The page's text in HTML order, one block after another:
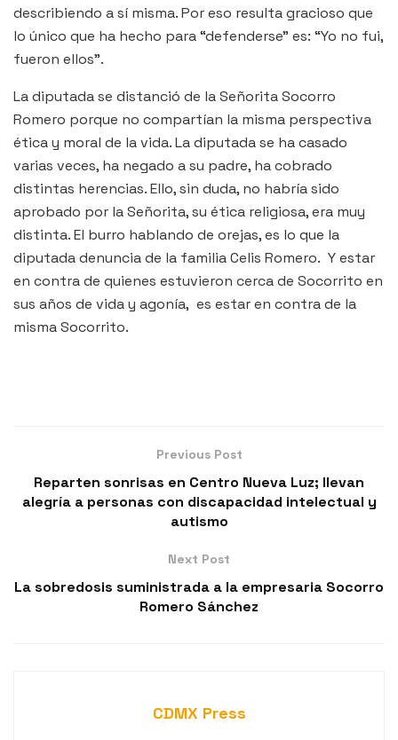
describiendo a sí misma. Por eso resulta gracioso que
lo único que ha hecho para “defenderse” es: “Yo no fui,
fueron ellos”.
La diputada se distanció de la Señorita Socorro
Romero porque no compartían la misma perspectiva
ética y moral de la vida. La diputada se ha casado
varias veces, ha negado a su padre, ha cobrado
distintas herencias. Ello, sin duda, no habría sido
aprobado por la Señorita, su ética religiosa, era muy
distinta. El burro hablando de orejas, es lo que la
diputada denuncia de la familia Celis Romero. Y estar
en contra de quienes estuvieron cerca de Socorrito en
sus años de vida y agonía, es estar en contra de la
misma Socorrito.
Previous Post
Reparten sonrisas en Centro Nueva Luz; llevan
alegría a personas con discapacidad intelectual y
autismo
Next Post
La sobredosis suministrada a la empresaria Socorro
Romero Sánchez
CDMX Press